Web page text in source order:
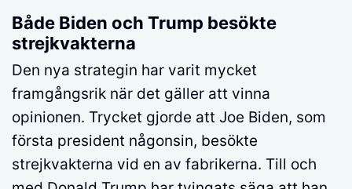
Både Biden och Trump besökte
strejkvakterna
Den nya strategin har varit mycket
framgångsrik när det gäller att vinna
opinionen. Trycket gjorde att Joe Biden, som
första president någonsin, besökte
strejkvakterna vid en av fabrikerna. Till och